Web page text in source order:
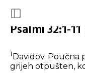
Psalmi 32:1-
1Davidov. Poučna
grijeh otpušten,